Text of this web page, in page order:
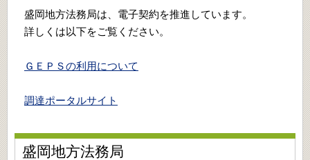
盛岡地方法務局は、電子契約を推進しています。
詳しくは以下をご覧ください。
ＧＥＰＳの利用について
調達ポータルサイト
盛岡地方法務局